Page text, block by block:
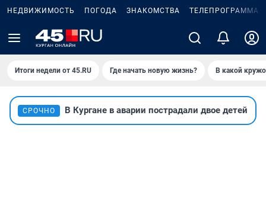
НЕДВИЖИМОСТЬ ПОГОДА ЗНАКОМСТВА ТЕЛЕПРОГРАММА
Итоги недели от 45.RU Где начать новую жизнь? В какой
СРОЧНО В Кургане в аварии пострадали двое детей